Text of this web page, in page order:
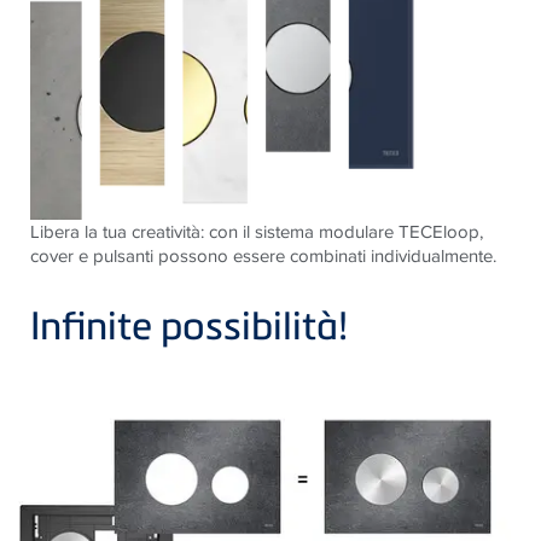
Libera la tua creatività: con il sistema modulare TECEloop,
cover e pulsanti possono essere combinati individualmente.
Infinite possibilità!